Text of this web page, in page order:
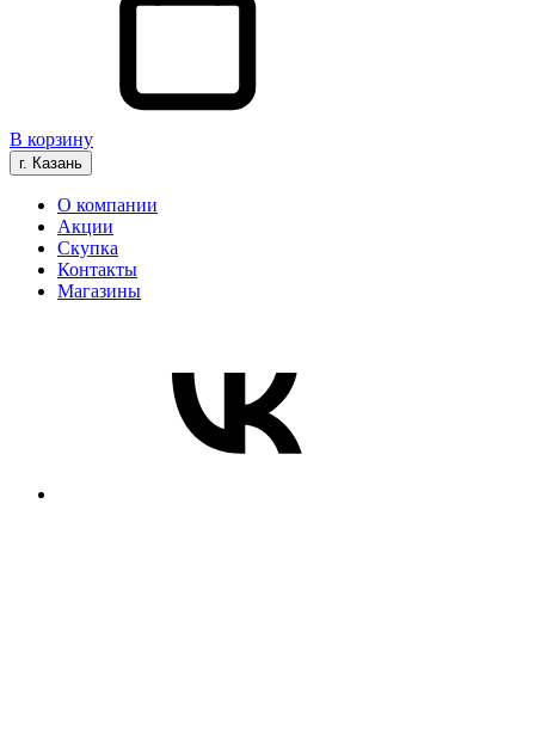
В корзину
г. Казань
О компании
Акции
Скупка
Контакты
Магазины